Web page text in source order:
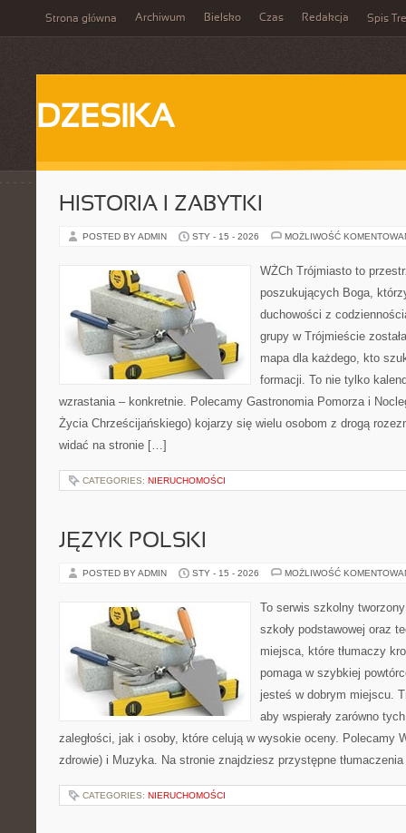
Strona główna Archiwum Bielsko Czas Redakcja Spis
DZESIKA
HISTORIA I ZABYTKI
POSTED BY ADMIN STY - 15 - 2026 MOŻLIWOŚĆ
WŻCh Trójmiasto to
poszukujących Boga,
duchowości z
grupy w Trójmieście
mapa dla każdego, kto
formacji. To nie tylko
wzrastania – konkretnie. Polecamy Gastronomia Pomorza i
Życia Chrześcijańskiego) kojarzy się wielu osobom z drogą
widać na stronie […]
CATEGORIES: NIERUCHOMOŚCI
JĘZYK POLSKI
POSTED BY ADMIN STY - 15 - 2026 MOŻLIWOŚĆ
To serwis szkolny
szkoły podstawowej oraz
miejsca, które tłumaczy
pomaga w szybkiej
jesteś w dobrym miejscu.
aby wspierały zarówno
zaległości, jak i osoby, które celują w wysokie oceny. Polecamy
zdrowie) i Muzyka. Na stronie znajdziesz przystępne
CATEGORIES: NIERUCHOMOŚCI